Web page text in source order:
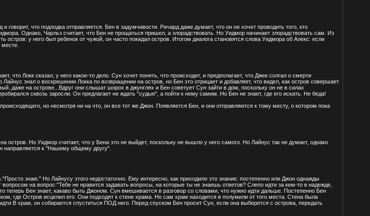
что подлодка отправляется. Бен в задумчивости. Ричард даже думает, что он не хочет проводить того, кто
Однако, Чарльз считает, что Бен не прощаться пришел, а злорадствовать. Но Уидмор начинает злорадствовать сам. Из
остров: у него был ребенок от чужой, он часто покидал остров. Итогом диалога становятся слова Уидмора об Алекс: если
что Локк сказал, у него какое-то дело. Сун хочет понять, что происходит, и предполагает, что Джек солгал о смерти
знал о воскрешении Локка по возвращении на остров, но Бен это отрицает и добавляет, что видел, как остров совершает
на острове...Вдруг они слышат шорох в джунглях и Бен советует Сун зайти в дом, поскольку он не в силах
сквозь заросли. Он предлагает не ждать "судью", а пойти к нему самим. Но Бен не знает, где его искать. Не беда!
но несмотря ни на что, он все тот же Джон. Появляется Бен, и они отправляются к тому месту, о котором пока
остров. Но Уидмор считает, что у Бена это не выйдет, поскольку не вышло у него самого. Но Лайнус так не думает, однако
направляется к "Нашему общему другу".
знаю." Но Лайнусу этого недостаточно. Ему интересно, как приходило это знание: постепенно или Джон однажды
на вопрос:"Тебе не нравится задавать вопросы, на которые ты не знаешь ответов? Слепо идти за кем-то в надежде,
теперь Бен знает, какаво быть Джоном. Сун вмешивается в разговор со словами, что нужно идти дальше. Постепенно Бен
где Остров исцелил его. Они подходят к стене храма. Но сам храм находится в полумили от того места. Стена была
В храм, он собирается спуститься ПОД него. Перед спуском Бен просит Сун, если она выберется с острова, передать